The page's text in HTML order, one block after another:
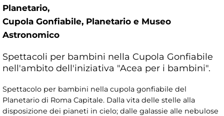
Planetario,
Cupola Gonfiabile, Planetario e Museo
Astronomico
Spettacoli per bambini nella Cupola Gonfiabile
nell'ambito dell'iniziativa "Acea per i bambini".
Spettacolo per bambini nella cupola gonfiabile del
Planetario di Roma Capitale. Dalla vita delle stelle alla
disposizione dei pianeti in cielo; dalle galassie alle nebulose